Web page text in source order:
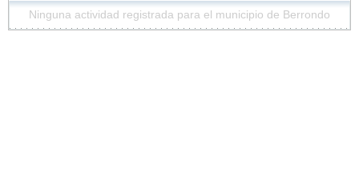
Ninguna actividad registrada para el municipio de Berrondo